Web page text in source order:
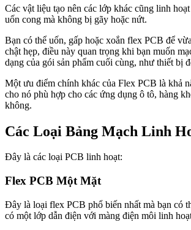
Các vật liệu tạo nên các lớp khác cũng linh
uốn cong mà không bị gãy hoặc nứt.
Bạn có thể uốn, gấp hoặc xoắn flex PCB để
chật hẹp, điều này quan trọng khi bạn muốn
dạng của gói sản phẩm cuối cùng, như thiết bị
Một ưu điểm chính khác của Flex PCB là khả
cho nó phù hợp cho các ứng dụng ô tô, hàng
không.
Các Loại Bảng Mạch Linh
Đây là các loại PCB linh hoạt:
Flex PCB Một Mặt
Đây là loại flex PCB phổ biến nhất mà bạn có
có một lớp dẫn điện với màng điện môi linh